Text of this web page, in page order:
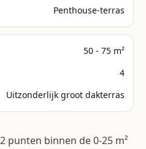
Penthouse-terras
50 - 75 m²
4
Uitzonderlijk groot dakterras
punten binnen de 0-25 m²